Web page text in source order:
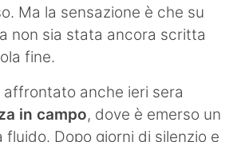
Ma la sensazione è che su
non sia stata ancora scritta
fine.
anche ieri sera
in campo, dove è emerso un
fluido. Dopo giorni di silenzio e